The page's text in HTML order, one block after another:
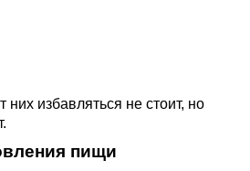
избавляться не стоит, но
пищи